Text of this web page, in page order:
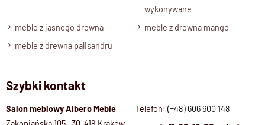
wykonywane
meble z jasnego drewna
meble z drewna mango
meble z drewna palisandru
Szybki kontakt
Salon meblowy Albero Meble
Telefon: (+48) 606 600 148